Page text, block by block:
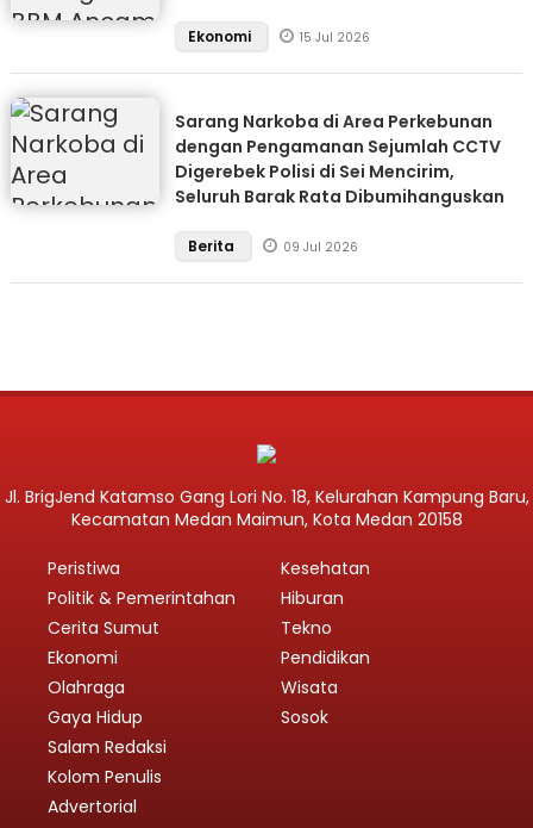
Ekonomi 15 Jul 2026
Sarang Narkoba di Area Perkebunan
dengan Pengamanan Sejumlah CCTV
Digerebek Polisi di Sei Mencirim,
Seluruh Barak Rata Dibumihanguskan
Berita 09 Jul 2026
Jl. BrigJend Katamso Gang Lori No. 18, Kelurahan Kampung Baru,
Kecamatan Medan Maimun, Kota Medan 20158
Peristiwa
Politik & Pemerintahan
Cerita Sumut
Ekonomi
Olahraga
Gaya Hidup
Kesehatan
Hiburan
Tekno
Pendidikan
Wisata
Sosok
Salam Redaksi
Kolom Penulis
Advertorial